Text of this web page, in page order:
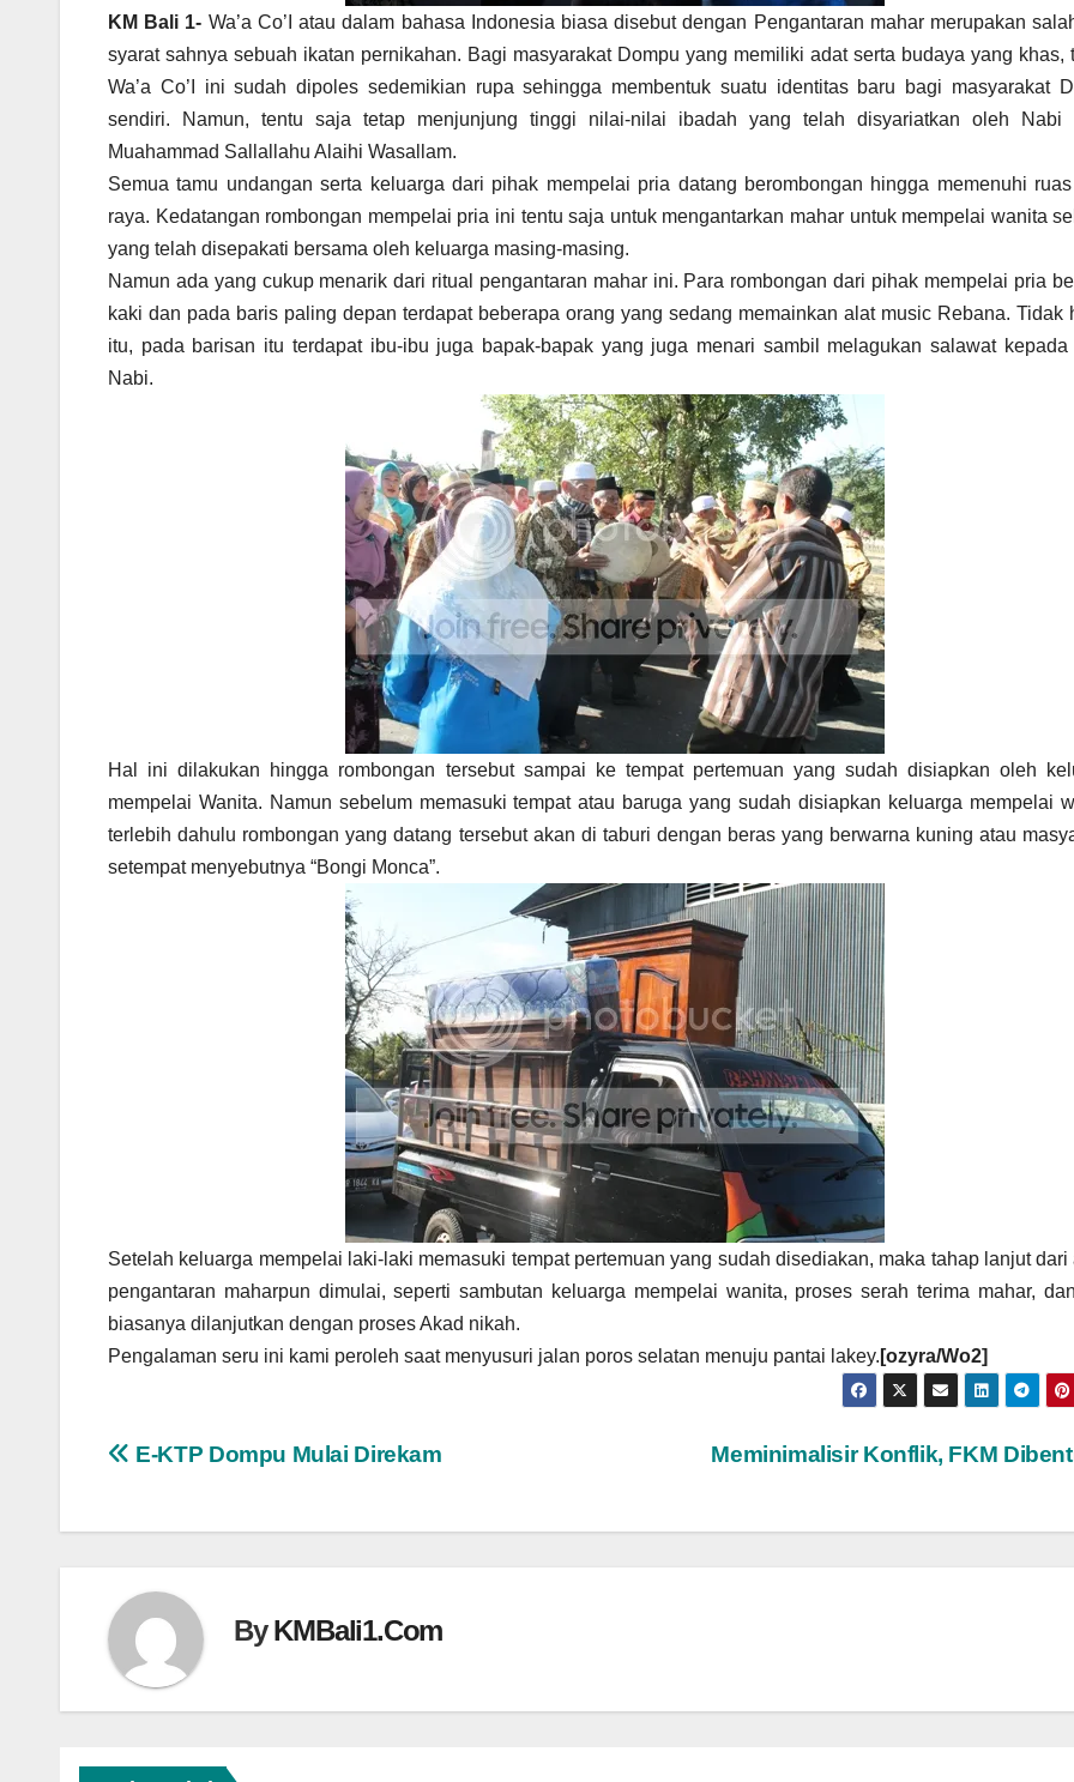
KM Bali 1- Wa’a Co’I atau dalam bahasa Indonesia biasa disebut dengan Pengantaran mahar merupakan
syarat sahnya sebuah ikatan pernikahan. Bagi masyarakat Dompu yang memiliki adat serta budaya yang khas,
Wa’a Co’I ini sudah dipoles sedemikian rupa sehingga membentuk suatu identitas baru bagi masyarakat
sendiri. Namun, tentu saja tetap menjunjung tinggi nilai-nilai ibadah yang telah disyariatkan oleh Nabi
Muahammad Sallallahu Alaihi Wasallam.
Semua tamu undangan serta keluarga dari pihak mempelai pria datang berombongan hingga memenuhi
raya. Kedatangan rombongan mempelai pria ini tentu saja untuk mengantarkan mahar untuk mempelai wanita
yang telah disepakati bersama oleh keluarga masing-masing.
Namun ada yang cukup menarik dari ritual pengantaran mahar ini. Para rombongan dari pihak mempelai pria
kaki dan pada baris paling depan terdapat beberapa orang yang sedang memainkan alat music Rebana. Tidak
itu, pada barisan itu terdapat ibu-ibu juga bapak-bapak yang juga menari sambil melagukan salawat kepada
Nabi.
Hal ini dilakukan hingga rombongan tersebut sampai ke tempat pertemuan yang sudah disiapkan oleh
mempelai Wanita. Namun sebelum memasuki tempat atau baruga yang sudah disiapkan keluarga mempelai
terlebih dahulu rombongan yang datang tersebut akan di taburi dengan beras yang berwarna kuning atau
setempat menyebutnya “Bongi Monca”.
Setelah keluarga mempelai laki-laki memasuki tempat pertemuan yang sudah disediakan, maka tahap lanjut dari
pengantaran maharpun dimulai, seperti sambutan keluarga mempelai wanita, proses serah terima mahar,
biasanya dilanjutkan dengan proses Akad nikah.
Pengalaman seru ini kami peroleh saat menyusuri jalan poros selatan menuju pantai lakey. [ozyra/Wo2]
Navigasi
Meminimalisir Konflik, FKM
E-KTP Dompu Mulai Direkam
ByKMBali1.Com